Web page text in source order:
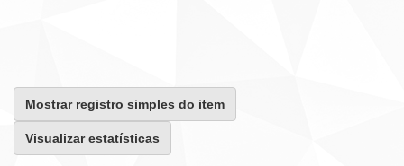
Mostrar registro simples do item
Visualizar estatísticas